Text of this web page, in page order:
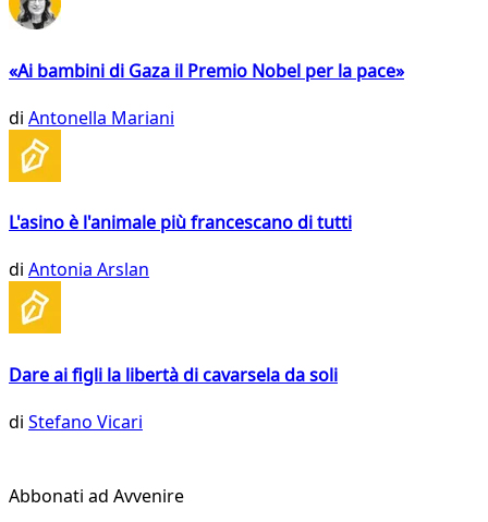
«Ai bambini di Gaza il Premio Nobel per la pace»
di Antonella Mariani
L'asino è l'animale più francescano di tutti
di Antonia Arslan
Dare ai figli la libertà di cavarsela da soli
di Stefano Vicari
Abbonati ad Avvenire